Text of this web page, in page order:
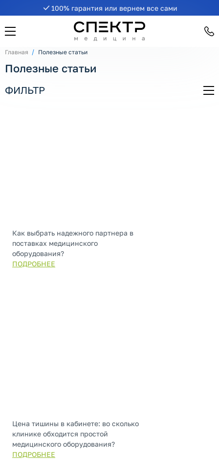
100% гарантия или вернем все сами
Главная Полезные статьи
Полезные статьи
ФИЛЬТР
Как выбрать надежного партнера в
поставках медицинского
оборудования?
ПОДРОБНЕЕ
Цена тишины в кабинете: во сколько
клинике обходится простой
медицинского оборудования?
ПОДРОБНЕЕ